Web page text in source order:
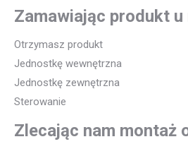
Zamawiając produkt u
Otrzymasz produkt
Jednostkę wewnętrzna
Jednostkę zewnętrzna
Sterowanie
Zlecając nam montaż